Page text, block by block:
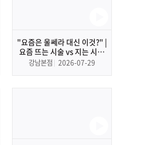
"요즘은 울쎄라 대신 이것?" |
요즘 뜨는 시술 vs 지는 시술
완벽 비교
강남본점 2026-07-29